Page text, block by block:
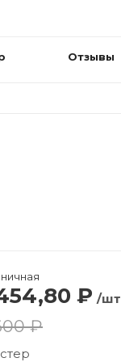
Отзывы
₽ /шт
₽